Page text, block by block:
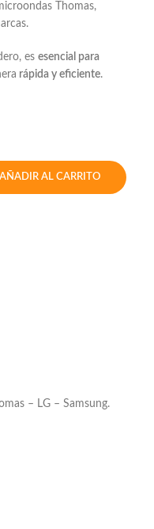
Thomas,
es esencial para
rápida y eficiente.
AÑADIR AL CARRITO
– LG – Samsung.